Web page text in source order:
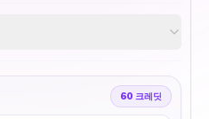
60 크레딧